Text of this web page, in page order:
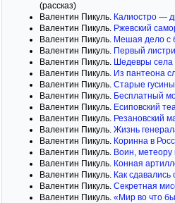
(рассказ)
Валентин Пикуль. Калиостро —
Валентин Пикуль. Ржевский
Валентин Пикуль. Мешая дело с
Валентин Пикуль. Первый
Валентин Пикуль. Шедевры села
Валентин Пикуль. Из пантеона
Валентин Пикуль. Старые
Валентин Пикуль. Бесплатный
Валентин Пикуль. Есиповский
Валентин Пикуль. Резановский
Валентин Пикуль. Жизнь
Валентин Пикуль. Коринна в
Валентин Пикуль. Воин,
Валентин Пикуль. Конная
Валентин Пикуль. Как сдавались
Валентин Пикуль. Секретная
Валентин Пикуль. «Мир во что